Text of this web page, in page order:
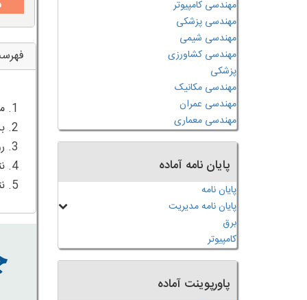
5. نتیجه گیری
مهندسی کامپیوتر
مهندسی پزشکی
مهندسی شیمی
مهندسی کشاورزی
پزشکی
مهندسی مکانیک
مهندسی عمران
مهندسی معماری
پایان نامه آماده
پایان نامه
پایان نامه مدیریت
برق
کامپیوتر
پاورپوینت آماده